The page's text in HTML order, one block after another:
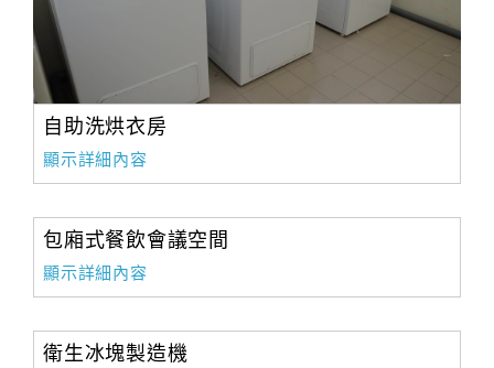
自助洗烘衣房
顯示詳細內容
包廂式餐飲會議空間
顯示詳細內容
衛生冰塊製造機